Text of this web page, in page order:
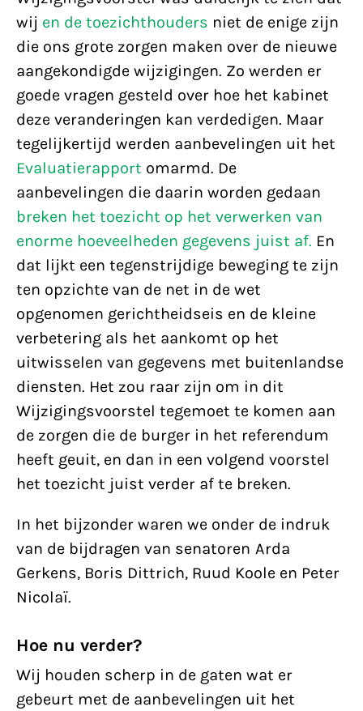
wij en de toezichthouders niet de enige zijn
die ons grote zorgen maken over de nieuwe
aangekondigde wijzigingen. Zo werden er
goede vragen gesteld over hoe het kabinet
deze veranderingen kan verdedigen. Maar
tegelijkertijd werden aanbevelingen uit het
Evaluatierapport omarmd. De
aanbevelingen die daarin worden gedaan
breken het toezicht op het verwerken van
enorme hoeveelheden gegevens juist af. En
dat lijkt een tegenstrijdige beweging te zijn
ten opzichte van de net in de wet
opgenomen gerichtheidseis en de kleine
verbetering als het aankomt op het
uitwisselen van gegevens met buitenlandse
diensten. Het zou raar zijn om in dit
Wijzigingsvoorstel tegemoet te komen aan
de zorgen die de burger in het referendum
heeft geuit, en dan in een volgend voorstel
het toezicht juist verder af te breken.
In het bijzonder waren we onder de indruk
van de bijdragen van senatoren Arda
Gerkens, Boris Dittrich, Ruud Koole en Peter
Nicolaï.
Hoe nu verder?
Wij houden scherp in de gaten wat er
gebeurt met de aanbevelingen uit het